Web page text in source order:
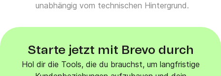
unabhängig vom technischen Hintergrund.
Starte jetzt mit Brevo durch
Hol dir die Tools, die du brauchst, um langfristige